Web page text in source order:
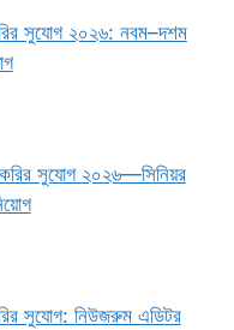
সুযোগ ২০২৬: নবম–দশম
সুযোগ ২০২৬—সিনিয়র
সুযোগ: নিউজরুম এডিটর